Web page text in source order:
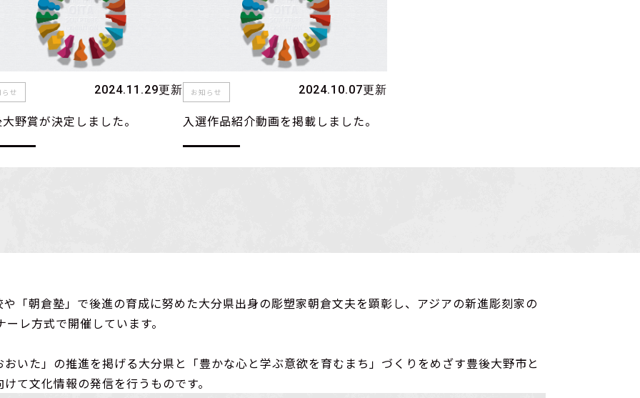
せ 2024.11.29更新
野賞が決定しました。
お知らせ 2024.10.07更新
入選作品紹介動画を掲載しました。
「朝倉塾」で後進の育成に努めた大分県出身の彫塑家朝倉文夫を顕彰し、アジアの新進彫刻家の
レ方式で開催しています。
いた」の推進を掲げる大分県と「豊かな心と学ぶ意欲を育むまち」づくりをめざす豊後大野市と
て文化情報の発信を行うものです。